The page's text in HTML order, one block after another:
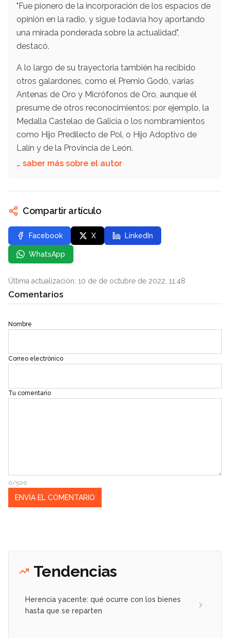
"Fue pionero de la incorporación de los espacios de
opinión en la radio, y sigue todavía hoy aportando
una mirada ponderada sobre la actualidad",
destacó.
A lo largo de su trayectoria también ha recibido
otros galardones, como el Premio Godó, varias
Antenas de Oro y Micrófonos de Oro, aunque él
presume de otros reconocimientos: por ejemplo, la
Medalla Castelao de Galicia o los nombramientos
como Hijo Predilecto de Pol, o Hijo Adoptivo de
Lalín y de la Provincia de León.
… saber más sobre el autor
Compartir artículo
Facebook X LinkedIn
WhatsApp
Última actualización: 10 de de octubre de 2022, 11:48
Comentarios
Nombre
Correo electrónico
Tu comentario
0/500
Tendencias
Herencia yacente: qué ocurre con los bienes
hasta que se reparten